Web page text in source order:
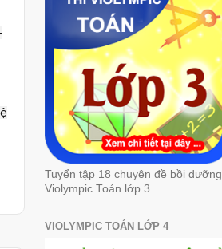
Tuyển tập 18 chuyên đề bồi dưỡng
Violympic Toán lớp 3
VIOLYMPIC TOÁN LỚP 4